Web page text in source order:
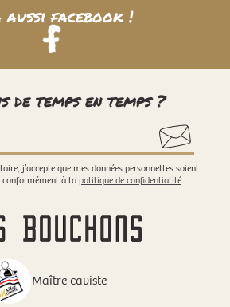
aussi facebook !
de temps en temps ?
j’accepte que mes données personnelles soient
conformément à la politique de confidentialité.
Maître caviste